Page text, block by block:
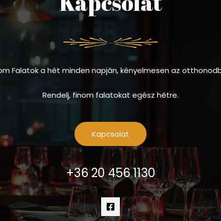
Falatok a hét minden napján, kényelmesen az
Rendelj, finom falatokat egész hétre.
Kapcsolat
+36 20 456 1130